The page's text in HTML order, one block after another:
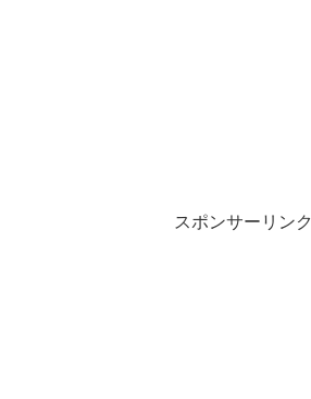
スポンサーリンク